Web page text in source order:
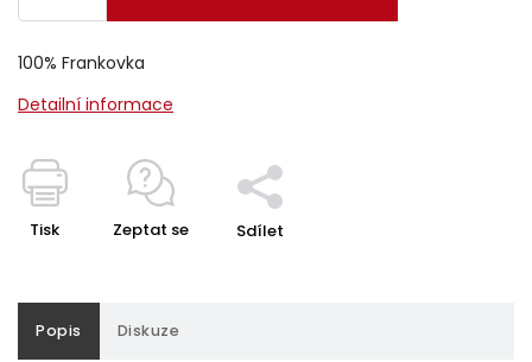
100% Frankovka
Detailní informace
Tisk Zeptat se Sdílet
Popis Diskuze